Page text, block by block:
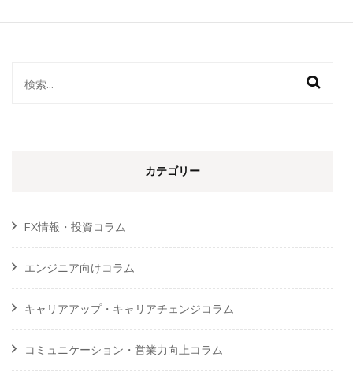
検
カテゴリー
FX情報・投資コラム
エンジニア向けコラム
キャリアアップ・キャリアチェンジコラム
コミュニケーション・営業力向上コラム